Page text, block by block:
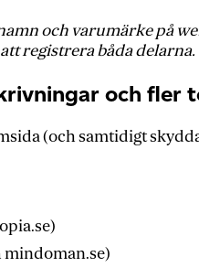
och varumärke på
registrera båda delarna.
och fler
(och samtidigt
mindoman.se)